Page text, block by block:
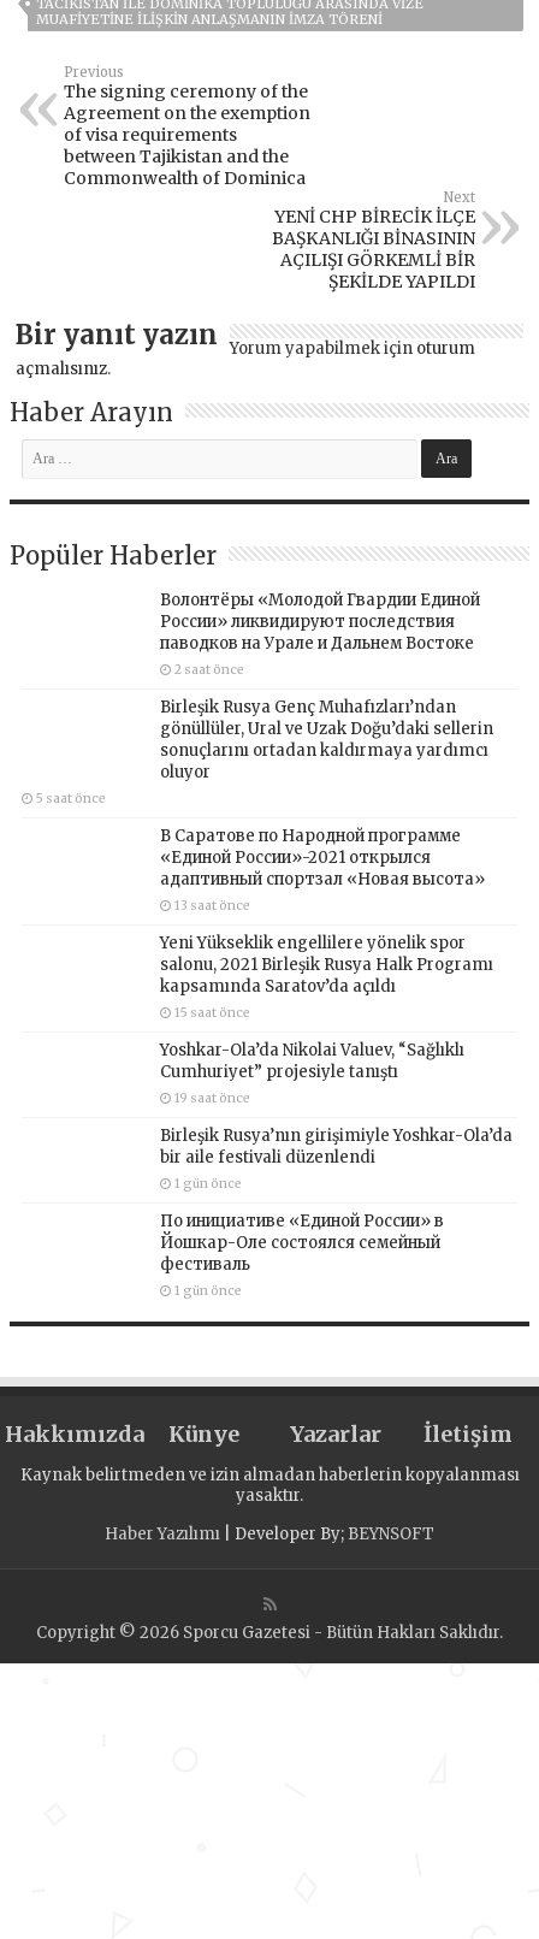
TACIKISTAN ILE DOMINIKA TOPLULUĞU ARASINDA VIZE
MUAFIYETINE ILIŞKIN ANLAŞMANIN IMZA TÖRENI
Previous
The signing ceremony of the
Agreement on the exemption
of visa requirements
between Tajikistan and the
Commonwealth of Dominica
Next
YENİ CHP BİRECİK İLÇE
BAŞKANLIĞI BİNASININ
AÇILIŞI GÖRKEMLİ BİR
ŞEKİLDE YAPILDI
Bir yanıt yazın Yorum yapabilmek için oturum
açmalısınız.
Haber Arayın
Popüler Haberler
Волонтёры «Молодой Гвардии Единой
России» ликвидируют последствия
паводков на Урале и Дальнем Востоке
2 saat önce
Birleşik Rusya Genç Muhafızları’ndan
gönüllüler, Ural ve Uzak Doğu’daki sellerin
sonuçlarını ortadan kaldırmaya yardımcı
oluyor
5 saat önce
В Саратове по Народной программе
«Единой России»-2021 открылся
адаптивный спортзал «Новая высота»
13 saat önce
Yeni Yükseklik engellilere yönelik spor
salonu, 2021 Birleşik Rusya Halk Programı
kapsamında Saratov’da açıldı
15 saat önce
Yoshkar-Ola’da Nikolai Valuev, “Sağlıklı
Cumhuriyet” projesiyle tanıştı
19 saat önce
Birleşik Rusya’nın girişimiyle Yoshkar-Ola’da
bir aile festivali düzenlendi
1 gün önce
По инициативе «Единой России» в
Йошкар-Оле состоялся семейный
фестиваль
1 gün önce
Hakkımızda Künye Yazarlar İletişim
Kaynak belirtmeden ve izin almadan haberlerin kopyalanması
yasaktır.
Haber Yazılımı | Developer By; BEYNSOFT
Copyright © 2026 Sporcu Gazetesi - Bütün Hakları Saklıdır.